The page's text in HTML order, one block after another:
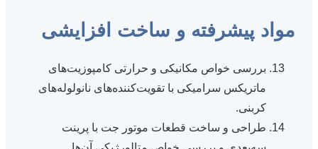
مواد پیشرفته و ساخت افزایشی
بررسی خواص مکانیکی و حرارتی کامپوزیت‌های
ماتریکس سرامیکی با تقویت‌کننده‌های نانولوله‌های
کربنی.
طراحی و ساخت قطعات موتور جت با پرینت